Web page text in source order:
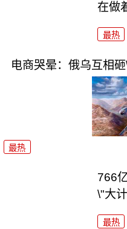
在做
最热
电商哭晕：俄乌互相
最热
766
\"大
最热